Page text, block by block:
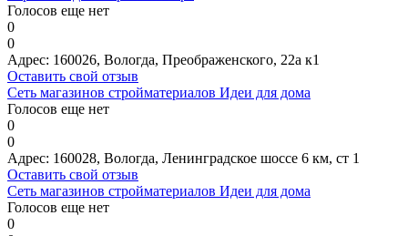
Голосов еще нет
0
0
Адрес: 160026, Вологда, Преображенского, 22а к1
Оставить свой отзыв
Сеть магазинов стройматериалов Идеи для дома
Голосов еще нет
0
0
Адрес: 160028, Вологда, Ленинградское шоссе 6 км, ст 1
Оставить свой отзыв
Сеть магазинов стройматериалов Идеи для дома
Голосов еще нет
0